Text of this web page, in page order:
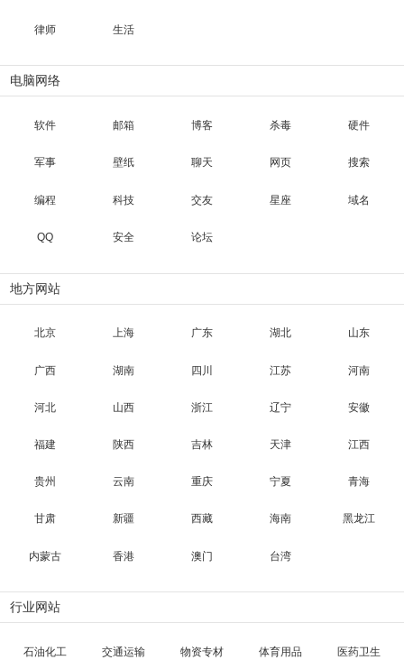
律师 生活
电脑网络
软件 邮箱 博客 杀毒 硬件
军事 壁纸 聊天 网页 搜索
编程 科技 交友 星座 域名
QQ 安全 论坛
地方网站
北京 上海 广东 湖北 山东
广西 湖南 四川 江苏 河南
河北 山西 浙江 辽宁 安徽
福建 陕西 吉林 天津 江西
贵州 云南 重庆 宁夏 青海
甘肃 新疆 西藏 海南 黑龙江
内蒙古 香港 澳门 台湾
行业网站
石油化工 交通运输 物资专材 体育用品 医药卫生